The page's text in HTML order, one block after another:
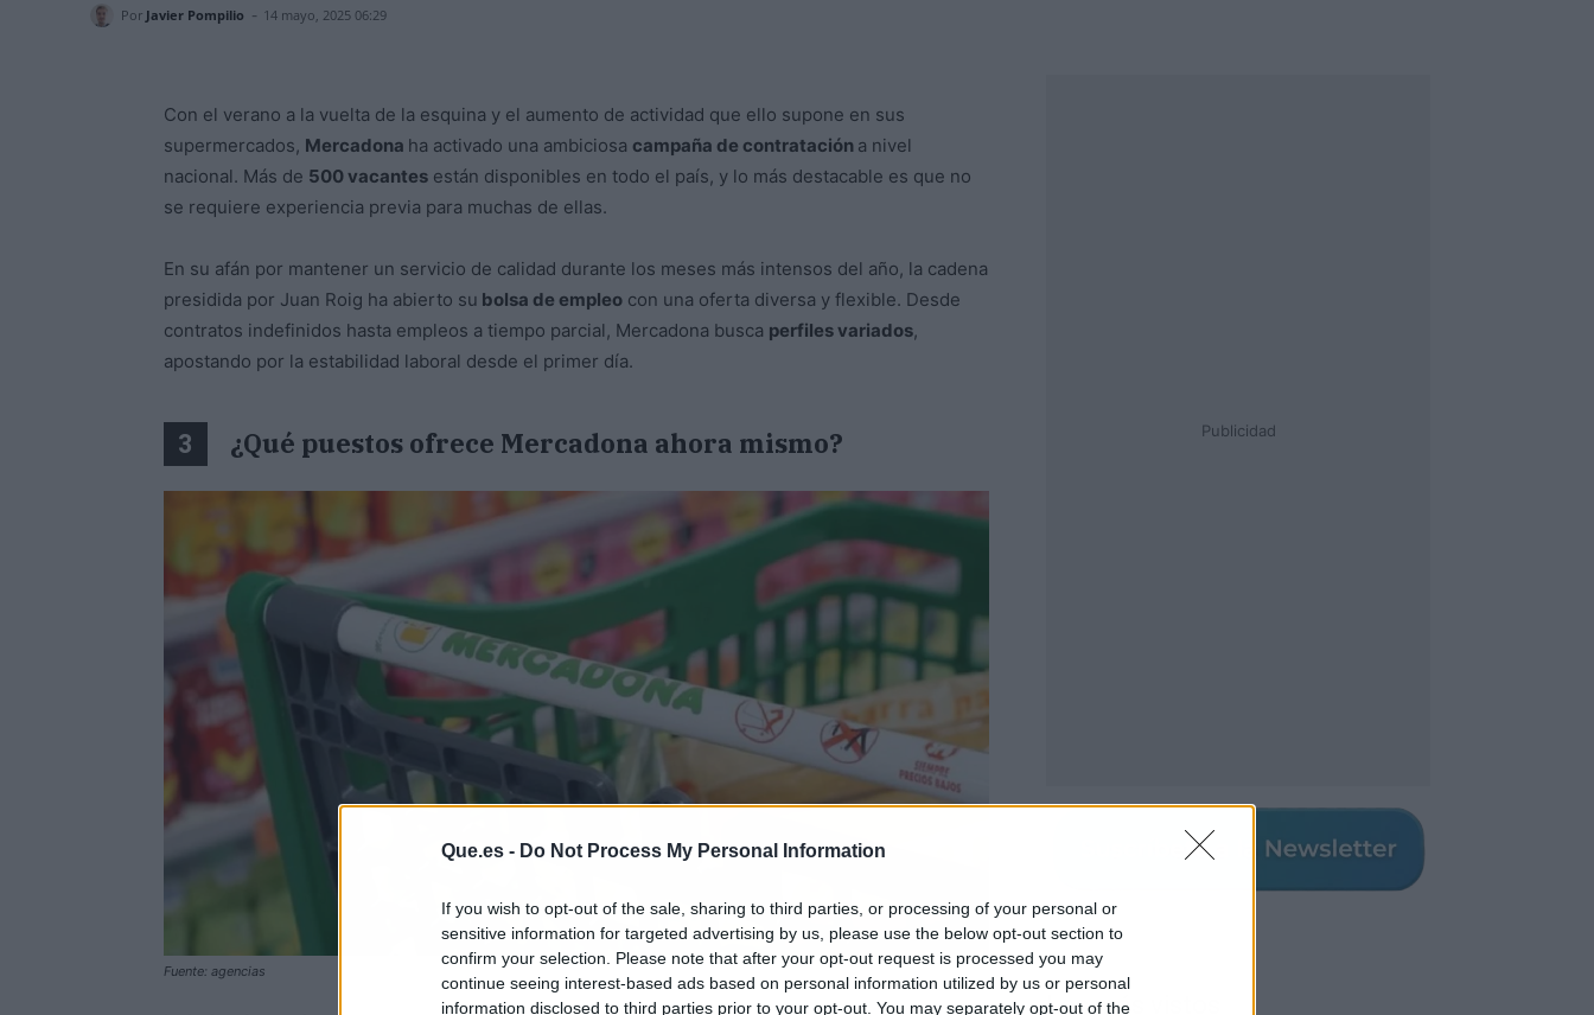
Que.es - Do Not Process My Personal Information
If you wish to opt-out of the sale, sharing to third parties, or processing of your personal or
sensitive information for targeted advertising by us, please use the below opt-out section to
confirm your selection. Please note that after your opt-out request is processed you may
continue seeing interest-based ads based on personal information utilized by us or personal
information disclosed to third parties prior to your opt-out. You may separately opt-out of the
Por Javier Pompilio - 14 mayo, 2025 06:29
Con el verano a la vuelta de la esquina y el aumento de actividad que ello supone en sus
supermercados, Mercadona ha activado una ambiciosa campaña de contratación a nivel
nacional. Más de 500 vacantes están disponibles en todo el país, y lo más destacable es que no
se requiere experiencia previa para muchas de ellas.
En su afán por mantener un servicio de calidad durante los meses más intensos del año, la cadena
presidida por Juan Roig ha abierto su bolsa de empleo con una oferta diversa y flexible. Desde
contratos indefinidos hasta empleos a tiempo parcial, Mercadona busca perfiles variados,
apostando por la estabilidad laboral desde el primer día.
3 ¿Qué puestos ofrece Mercadona ahora mismo?
Fuente: agencias
Publicidad
Los más vistos